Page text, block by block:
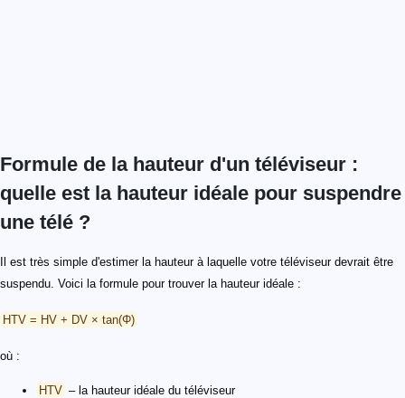
Formule de la hauteur d'un téléviseur :
quelle est la hauteur idéale pour suspendre
une télé ?
Il est très simple d'estimer la hauteur à laquelle votre téléviseur devrait être
suspendu. Voici la formule pour trouver la hauteur idéale :
HTV = HV + DV × tan(Φ)
où :
HTV – la hauteur idéale du téléviseur